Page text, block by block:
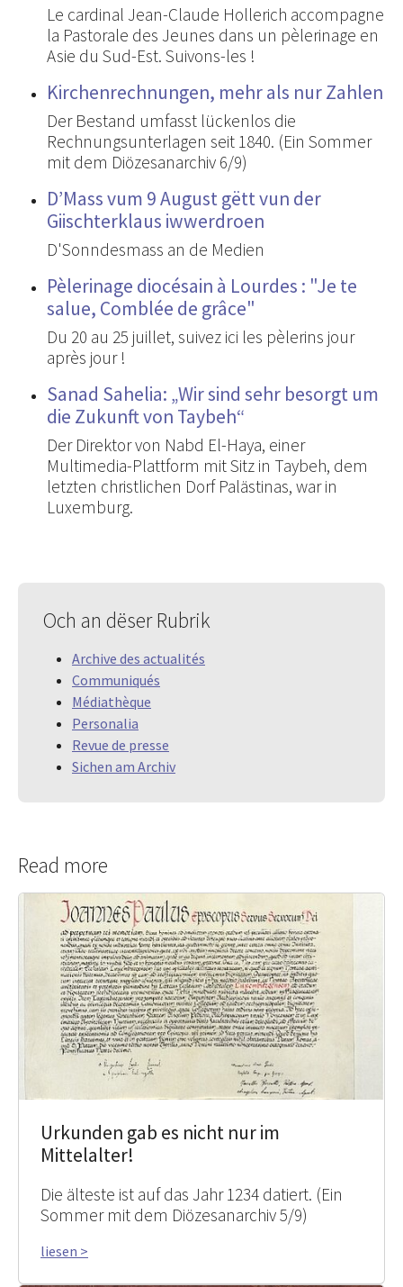
Le cardinal Jean-Claude Hollerich accompagne
la Pastorale des Jeunes dans un pèlerinage en
Asie du Sud-Est. Suivons-les !
Kirchenrechnungen, mehr als nur Zahlen
Der Bestand umfasst lückenlos die
Rechnungsunterlagen seit 1840. (Ein Sommer
mit dem Diözesanarchiv 6/9)
D’Mass vum 9 August gëtt vun der
Giischterklaus iwwerdroen
D'Sonndesmass an de Medien
Pèlerinage diocésain à Lourdes : "Je te
salue, Comblée de grâce"
Du 20 au 25 juillet, suivez ici les pèlerins jour
après jour !
Sanad Sahelia: „Wir sind sehr besorgt um
die Zukunft von Taybeh“
Der Direktor von Nabd El-Haya, einer
Multimedia-Plattform mit Sitz in Taybeh, dem
letzten christlichen Dorf Palästinas, war in
Luxemburg.
Och an dëser Rubrik
Archive des actualités
Communiqués
Médiathèque
Personalia
Revue de presse
Sichen am Archiv
Read more
Urkunden gab es nicht nur im
Mittelalter!
Die älteste ist auf das Jahr 1234 datiert. (Ein
Sommer mit dem Diözesanarchiv 5/9)
liesen >